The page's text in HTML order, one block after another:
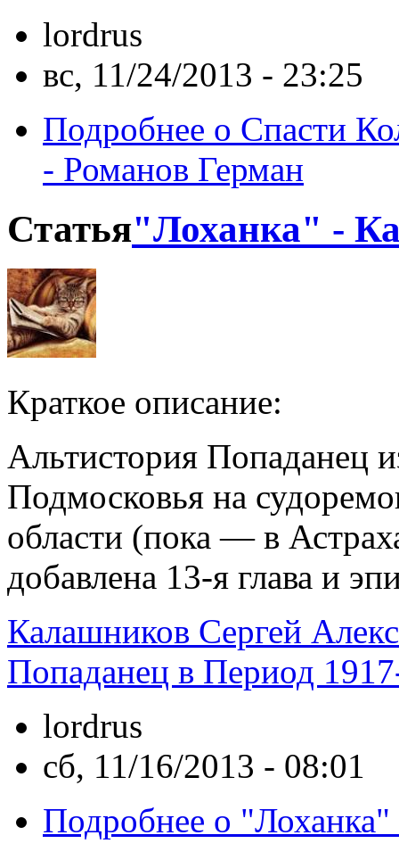
lordrus
вс, 11/24/2013 - 23:25
Подробнее о Спасти
- Романов Герман
Статья"Лоханка" -
Краткое описание:
Альтистория Попаданец
Подмосковья на
области (пока — в
добавлена 13-я глава и
Калашников Сергей
Попаданец в Период
lordrus
сб, 11/16/2013 - 08:01
Подробнее о